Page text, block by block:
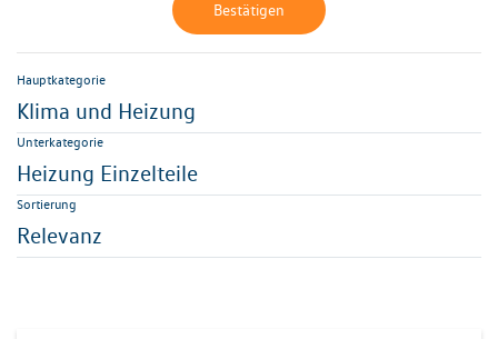
Bestätigen
Hauptkategorie
Klima und Heizung
Unterkategorie
Heizung Einzelteile
Sortierung
Relevanz